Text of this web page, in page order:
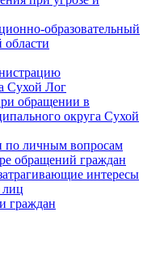
образовательный
области
Сухой Лог
обращении в
округа Сухой
по личным вопросам
обращений граждан
интересы
лиц
граждан